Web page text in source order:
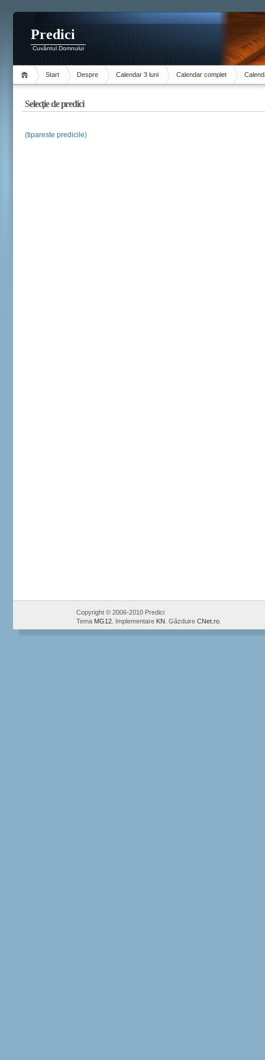
Predici
Cuvântul Domnului
Start Despre Calendar 3 luni Calendar complet
Selecţie de predici
(tipareste predicile)
Copyright © 2006-2010 Predici
Tema MG12 . Implementare KN . Găzduire CNet.ro